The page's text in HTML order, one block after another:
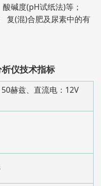
碱度(pH试纸法)等；
复(混)合肥及尿素中的有
仪技术指标
赫兹、直流电：12V